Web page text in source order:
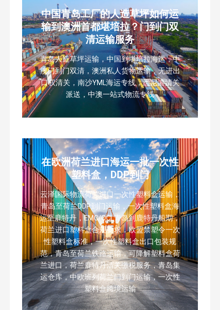
中国青岛工厂的人造草坪如何运
输到澳洲首都堪培拉？门到门双
清运输服务
青岛人造草坪运输，中国到堪培拉海运，中
澳门到门双清，澳洲私人货物运输，无进出
口权清关，南沙YML海运专线，悉尼港清关
派送，中澳一站式物流专线
在欧洲荷兰进口海运一批一次性
塑料盒，DDP到门
云泽国际物流荷兰进口一次性塑料盒运输，
青岛至荷兰DDP到门运输，一次性塑料盒海
运至鹿特丹，EMC/OCL青岛到鹿特丹船期，
荷兰进口塑料盒合规要求，欧盟禁塑令一次
性塑料盒标准，一次性塑料盒出口包装规
范，青岛至荷兰铁路运输，可降解塑料盒荷
兰进口，荷兰鹿特丹清关缴税服务，青岛集
运仓库，中欧班列荷兰门到门运输，一次性
塑料盒跨境运输